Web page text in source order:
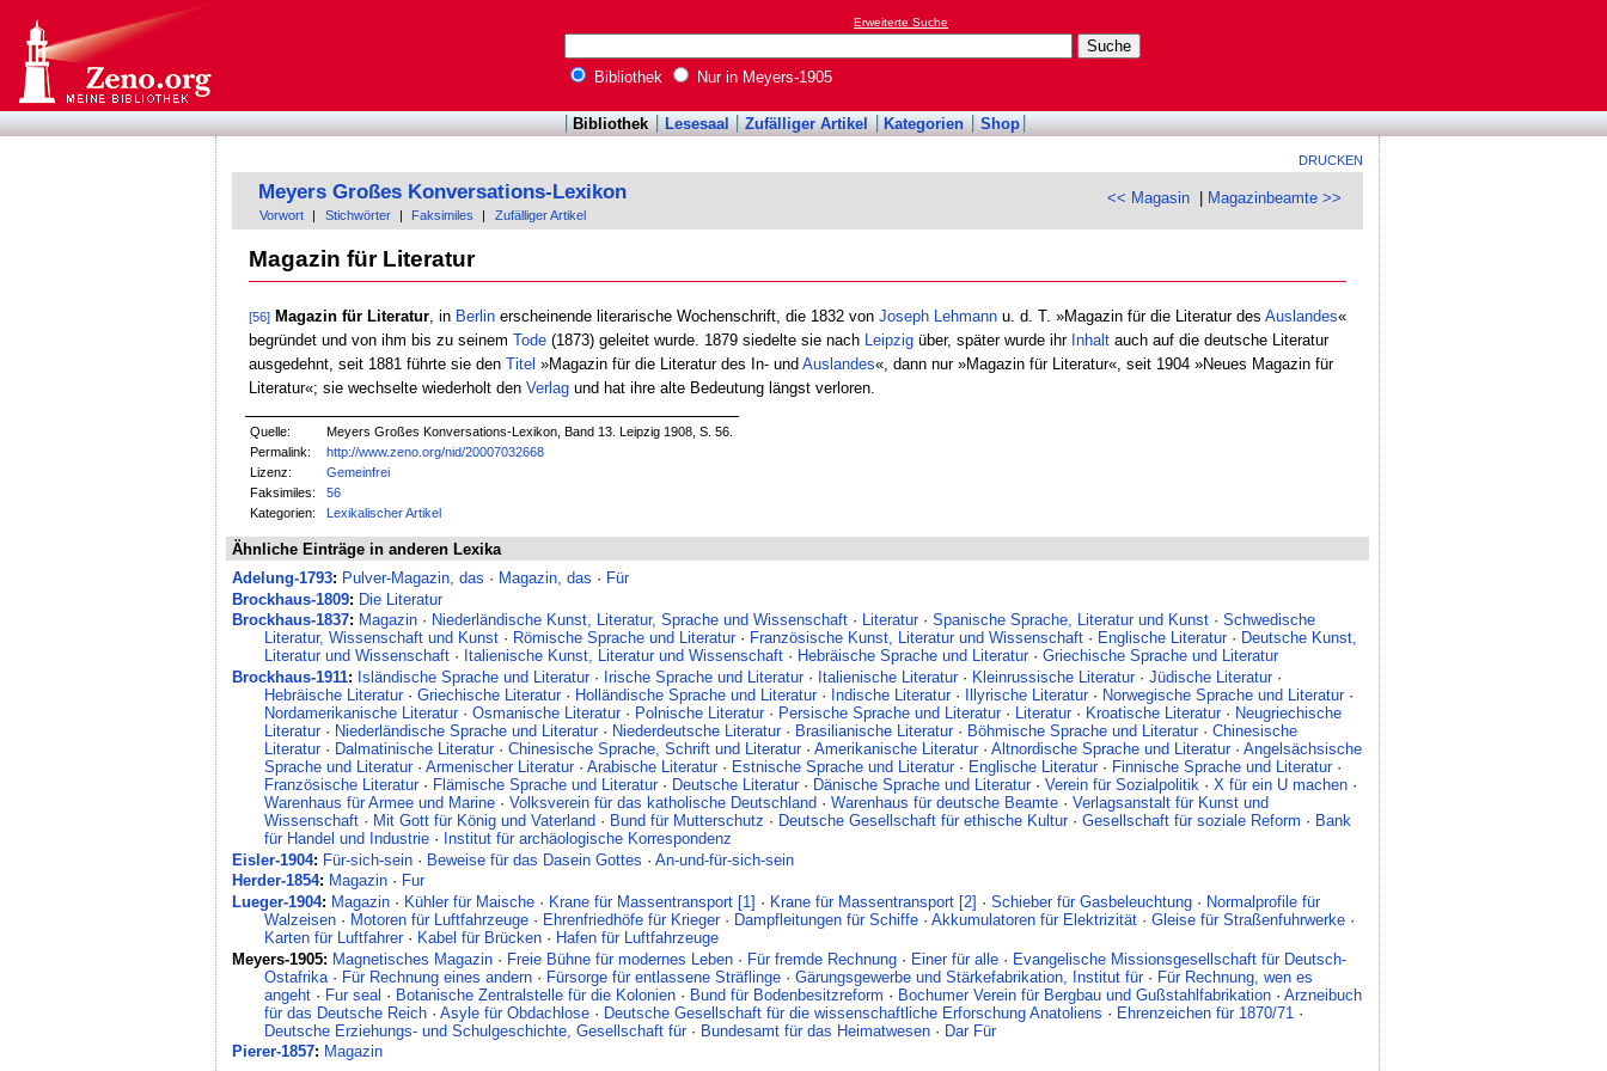
Erweiterte Suche
Bibliothek Nur in Meyers-1905
Bibliothek Lesesaal Zufälliger Artikel Kategorien Shop
DRUCKEN
<< Magasin Magazinbeamte >>
Meyers Großes Konversations-Lexikon
Vorwort Stichwörter Faksimiles Zufälliger Artikel
Magazin für Literatur
[56] Magazin für Literatur, in Berlinerscheinende literarische Wochenschrift, die 1832 von Joseph Lehmannu. d. T. »Magazin für die Literatur des Auslandes«
begründet und von ihm bis zu seinem Tode(1873) geleitet wurde. 1879 siedelte sie nach Leipzigüber, später wurde ihr Inhaltauch auf die deutsche Literatur
ausgedehnt, seit 1881 führte sie den Titel »Magazin für die Literatur des In- und Auslandes«, dann nur »Magazin für Literatur«, seit 1904 »Neues Magazin für
Literatur«; sie wechselte wiederholt den Verlagund hat ihre alte Bedeutung längst verloren.
Quelle:
Meyers Großes Konversations-Lexikon, Band 13. Leipzig 1908, S. 56.
Permalink:
http://www.zeno.org/nid/20007032668
Lizenz:
Gemeinfrei
Faksimiles:
56
Kategorien:
Lexikalischer Artikel
Ähnliche Einträge in anderen Lexika
Adelung-1793: Pulver-Magazin, das · Magazin, das · Für
Brockhaus-1809: Die Literatur
Brockhaus-1837: Magazin · Niederländische Kunst, Literatur, Sprache und Wissenschaft · Literatur·Spanische Sprache, Literatur und Kunst ·Schwedische
Literatur, Wissenschaft und Kunst· Römische Sprache und Literatur· Französische Kunst, Literatur und Wissenschaft· Englische Literatur· Deutsche Kunst,
Literatur und Wissenschaft· Italienische Kunst, Literatur und Wissenschaft· Hebräische Sprache und Literatur· Griechische Sprache und Literatur
Brockhaus-1911: Isländische Sprache und Literatur· Irische Sprache und Literatur· Italienische Literatur· Kleinrussische Literatur·Jüdische Literatur·
Hebräische Literatur· Griechische Literatur· Holländische Sprache und Literatur· Indische Literatur· Illyrische Literatur· Norwegische Sprache und Literatur·
Nordamerikanische Literatur· Osmanische Literatur· Polnische Literatur· Persische Sprache und Literatur· Literatur· Kroatische Literatur· Neugriechische
Literatur· Niederländische Sprache und Literatur· Niederdeutsche Literatur· Brasilianische Literatur· Böhmische Sprache und Literatur· Chinesische
Literatur· Dalmatinische Literatur· Chinesische Sprache, Schrift und Literatur· Amerikanische Literatur· Altnordische Sprache und Literatur· Angelsächsische
Sprache und Literatur· Armenischer Literatur· Arabische Literatur· Estnische Sprache und Literatur· Englische Literatur· Finnische Sprache und Literatur·
Französische Literatur· Flämische Sprache und Literatur· Deutsche Literatur· Dänische Sprache und Literatur· Verein für Sozialpolitik· X für ein U machen·
Warenhaus für Armee und Marine· Volksverein für das katholische Deutschland · Warenhaus für deutsche Beamte· Verlagsanstalt für Kunst und
Wissenschaft· Mit Gott für König und Vaterland · Bund für Mutterschutz · Deutsche Gesellschaft für ethische Kultur· Gesellschaft für soziale Reform · Bank
für Handel und Industrie· Institut für archäologische Korrespondenz
Eisler-1904: Für-sich-sein · Beweise für das Dasein Gottes ·An-und-für-sich-sein
Herder-1854: Magazin · Fur
Lueger-1904: Magazin · Kühler für Maische · Krane für Massentransport [1] · Krane für Massentransport [2] ·Schieber für Gasbeleuchtung · Normalprofile für
Walzeisen· Motoren für Luftfahrzeuge· Ehrenfriedhöfe für Krieger· Dampfleitungen für Schiffe· Akkumulatoren für Elektrizität· Gleise für Straßenfuhrwerke·
Karten für Luftfahrer· Kabel für Brücken· Hafen für Luftfahrzeuge
Meyers-1905: Magnetisches Magazin · Freie Bühne für modernes Leben · Für fremde Rechnung · Einer für alle · Evangelische Missionsgesellschaft für Deutsch-
Ostafrika· Für Rechnung eines andern· Fürsorge für entlassene Sträflinge· Gärungsgewerbe und Stärkefabrikation, Institut für· Für Rechnung, wen es
angeht· Fur seal · Botanische Zentralstelle für die Kolonien· Bund für Bodenbesitzreform · Bochumer Verein für Bergbau und Gußstahlfabrikation· Arzneibuch
für das Deutsche Reich· Asyle für Obdachlose· Deutsche Gesellschaft für die wissenschaftliche Erforschung Anatoliens · Ehrenzeichen für 1870/71 ·
Deutsche Erziehungs- und Schulgeschichte, Gesellschaft für· Bundesamt für das Heimatwesen· Dar Für
Pierer-1857: Magazin